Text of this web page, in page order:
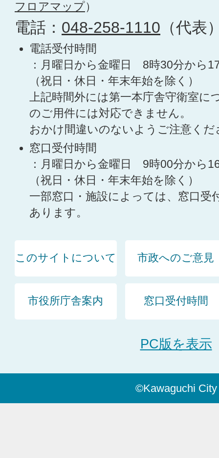
フロアマップ）
電話： 048-258-1110 （代表
電話受付時間
：月曜日から金曜日 8時30分から
（祝日・休日・年末年始を除く）
上記時間外には第一本庁舎守衛室に
のご用件には対応できません。
おかけ間違いのないようご注意くだ
窓口受付時間
：月曜日から金曜日 9時00分から
（祝日・休日・年末年始を除く）
一部窓口・施設によっては、窓口受
あります。
このサイトについて 市政へのご意見
市役所庁舎案内 窓口受付時間
PC版を表示
©Kawaguchi City